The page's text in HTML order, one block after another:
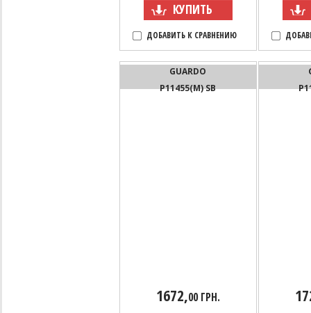
КУПИТЬ
ДОБАВИТЬ К СРАВНЕНИЮ
GUARDO
P11455(M) SB
1672,00 ГРН.